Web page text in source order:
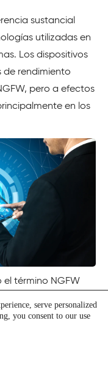
sustancial
utilizadas en
Los dispositivos
de rendimiento
pero a efectos
en los
término NGFW
pero que podían
un nombre
serve personalized
you consent to our use